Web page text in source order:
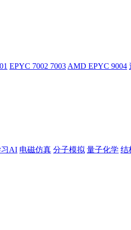
EPYC 7002 7003 AMD EPYC 9004
AI 电磁仿真 分子模拟 量子化学 结